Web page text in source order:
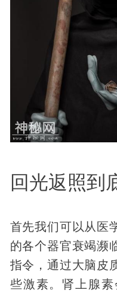
回光返照到
首先我们可以从医
的各个器官衰竭濒
指令，通过大脑皮
些激素。肾上腺